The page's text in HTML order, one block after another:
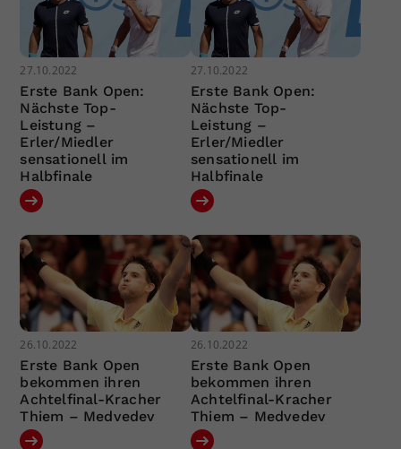
27.10.2022
Erste Bank Open:
Nächste Top-
Leistung –
Erler/Miedler
sensationell im
Halbfinale
27.10.2022
Erste Bank Open:
Nächste Top-
Leistung –
Erler/Miedler
sensationell im
Halbfinale
26.10.2022
Erste Bank Open
bekommen ihren
Achtelfinal-Kracher
Thiem – Medvedev
26.10.2022
Erste Bank Open
bekommen ihren
Achtelfinal-Kracher
Thiem – Medvedev